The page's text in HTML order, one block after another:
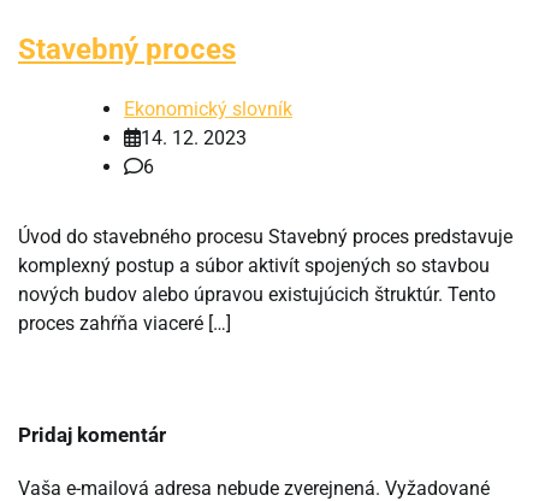
Stavebný proces
Ekonomický slovník
14. 12. 2023
6
Úvod do stavebného procesu Stavebný proces predstavuje
komplexný postup a súbor aktivít spojených so stavbou
nových budov alebo úpravou existujúcich štruktúr. Tento
proces zahŕňa viaceré […]
Pridaj komentár
Vaša e-mailová adresa nebude zverejnená. Vyžadované